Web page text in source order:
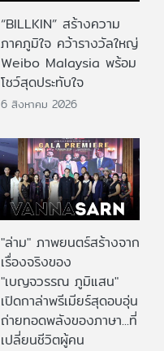
“BILLKIN” สร้างความ
ภาคภูมิใจ คว้ารางวัลใหญ่
Weibo Malaysia พร้อม
โชว์สุดประทับใจ
6 สิงหาคม 2026
"ล่าม" ภาพยนตร์สร้างจาก
เรื่องจริงของ
"เบญจวรรณ ภูมิแสน"
เปิดกาล่าพรีเมียร์สุดอบอุ่น
ถ่ายทอดพลังของภาษา...ที่
เปลี่ยนชีวิตผู้คน